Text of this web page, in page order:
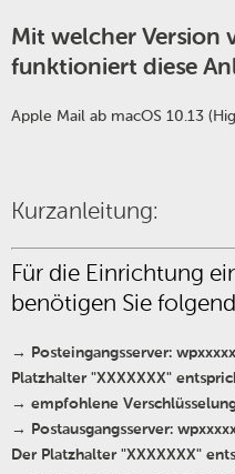
Mit welcher Version
funktioniert diese
Apple Mail ab macOS 10.13
Kurzanleitung:
Für die Einrichtung
benötigen Sie
→ Posteingangsserver:
Platzhalter "XXXXXXX"
→ empfohlene
→ Postausgangsserver:
Der Platzhalter "XXXXXXX"